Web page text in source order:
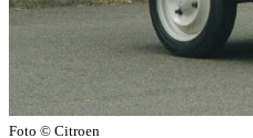
Foto © Citroen